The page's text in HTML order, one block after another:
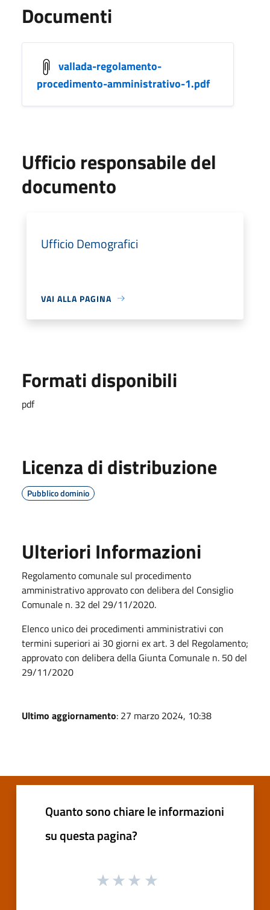
Documenti
vallada-regolamento-
procedimento-amministrativo-1.pdf
Ufficio responsabile del
documento
Ufficio Demografici
VAI ALLA PAGINA
Formati disponibili
pdf
Licenza di distribuzione
Pubblico dominio
Ulteriori Informazioni
Regolamento comunale sul procedimento
amministrativo approvato con delibera del Consiglio
Comunale n. 32 del 29/11/2020.
Elenco unico dei procedimenti amministrativi con
termini superiori ai 30 giorni ex art. 3 del Regolamento;
approvato con delibera della Giunta Comunale n. 50 del
29/11/2020
Ultimo aggiornamento: 27 marzo 2024, 10:38
Quanto sono chiare le informazioni
su questa pagina?